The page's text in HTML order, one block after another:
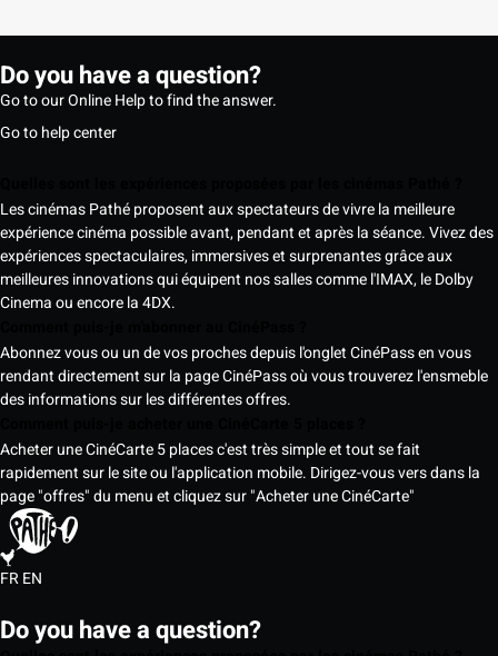
Do you have a question?
Go to our Online Help to find the answer.
Go to help center
Les cinémas Pathé proposent aux spectateurs de vivre la meilleure
expérience cinéma possible avant, pendant et après la séance. Vivez des
expériences spectaculaires, immersives et surprenantes grâce aux
meilleures innovations qui équipent nos salles comme l'IMAX, le Dolby
Cinema ou encore la 4DX.
Abonnez vous ou un de vos proches depuis l'onglet CinéPass en vous
rendant directement sur la page CinéPass où vous trouverez l'ensmeble
des informations sur les différentes offres.
Acheter une CinéCarte 5 places c'est très simple et tout se fait
rapidement sur le site ou l'application mobile. Dirigez-vous vers dans la
page "offres" du menu et cliquez sur "Acheter une CinéCarte"
FREN
Do you have a question?